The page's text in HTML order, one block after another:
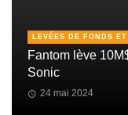
LEVÉES DE FONDS
Fantom lève
Sonic
24 mai 2024